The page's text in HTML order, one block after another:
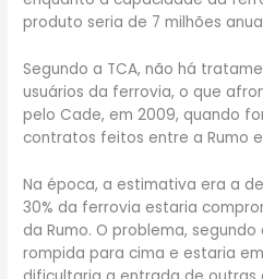
produto seria de 7 milhões
Segundo a TCA, não há
usuários da ferrovia, o que
pelo Cade, em 2009, quando
contratos feitos entre a Rumo e
Na época, a estimativa era a
30% da ferrovia estaria
da Rumo. O problema,
rompida para cima e estaria